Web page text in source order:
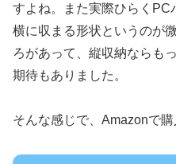
すよね。また実際ひらく
横に収まる形状というのが
ろがあって、縦収納ならも
期待もありました。
そんな感じで、Amazonで購